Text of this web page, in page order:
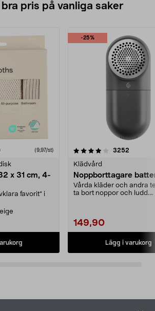
pris på vanliga saker
recensioner (9,97/st)
x 31 cm, 4-
favorit” i
-25%
3252
Klädvård
Noppborttagare
Vårda kläder och andra
ta bort noppor och ludd.
149,90
Lägg i varukorg
4.5av 5 stjärnor